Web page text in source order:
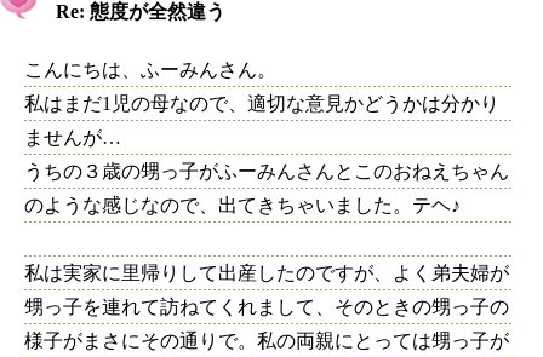
Re: 態度が全然違う
こんにちは、ふーみんさん。
私はまだ1児の母なので、適切な意見かどうかは分かり
ませんが…
うちの３歳の甥っ子がふーみんさんとこのおねえちゃん
のような感じなので、出てきちゃいました。テヘ♪
私は実家に里帰りして出産したのですが、よく弟夫婦が
甥っ子を連れて訪ねてくれまして、そのときの甥っ子の
様子がまさにその通りで。私の両親にとっては甥っ子が